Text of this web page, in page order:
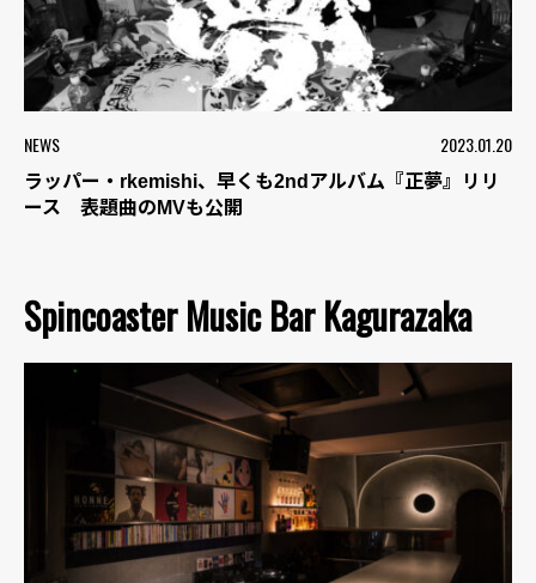
NEWS 2023.01.20
ラッパー・rkemishi、早くも2ndアルバム『正夢』リリ
ース 表題曲のMVも公開
Spincoaster Music Bar Kagurazaka